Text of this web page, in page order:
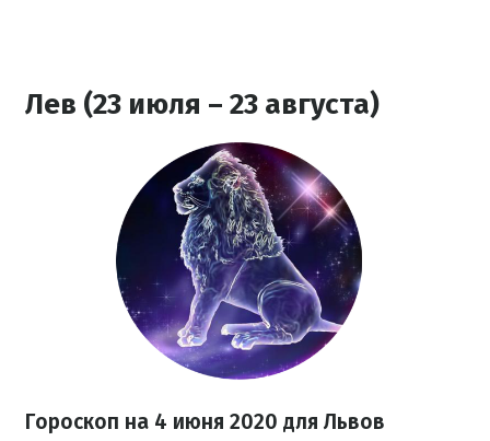
Лев (23 июля – 23 августа)
Гороскоп на 4 июня 2020 для Львов